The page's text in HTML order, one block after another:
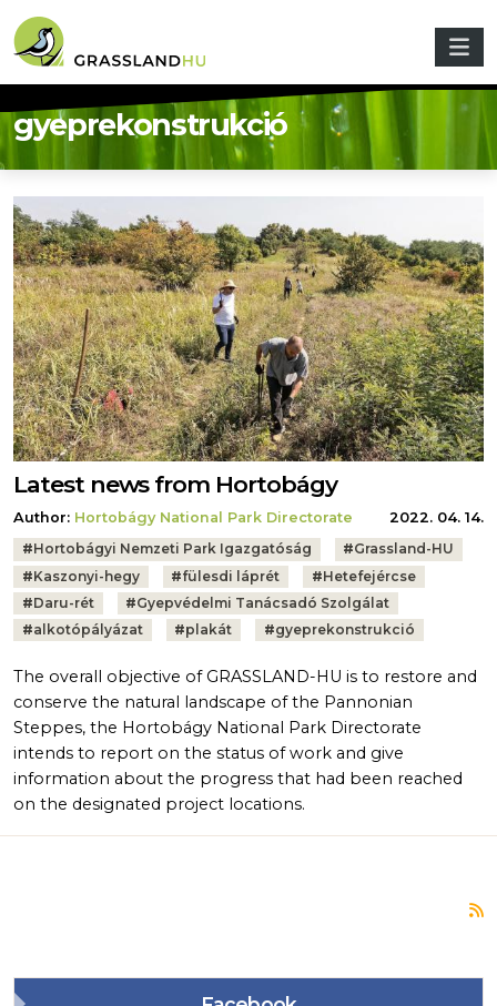
gyeprekonstrukció
Latest news from Hortobágy
Author: Hortobágy National Park Directorate
2022. 04. 14.
Tags:
#Hortobágyi Nemzeti Park Igazgatóság #Grassland-HU
#Kaszonyi-hegy #fülesdi láprét #Hetefejércse
#Daru-rét #Gyepvédelmi Tanácsadó Szolgálat
#alkotópályázat #plakát #gyeprekonstrukció
The overall objective of GRASSLAND-HU is to restore and
conserve the natural landscape of the Pannonian
Steppes, the Hortobágy National Park Directorate
intends to report on the status of work and give
information about the progress that had been reached
on the designated project locations.